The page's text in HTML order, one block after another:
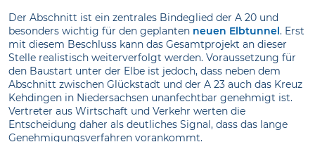
Der Abschnitt ist ein zentrales Bindeglied der A 20 und
besonders wichtig für den geplanten neuen Elbtunnel. Erst
mit diesem Beschluss kann das Gesamtprojekt an dieser
Stelle realistisch weiterverfolgt werden. Voraussetzung für
den Baustart unter der Elbe ist jedoch, dass neben dem
Abschnitt zwischen Glückstadt und der A 23 auch das Kreuz
Kehdingen in Niedersachsen unanfechtbar genehmigt ist.
Vertreter aus Wirtschaft und Verkehr werten die
Entscheidung daher als deutliches Signal, dass das lange
Genehmigungsverfahren vorankommt.